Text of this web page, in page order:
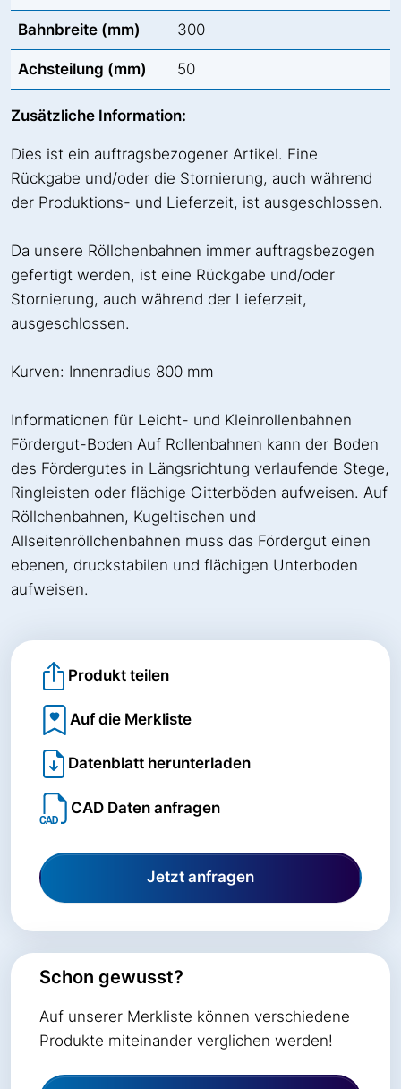
Bahnbreite (mm) 300
Achsteilung (mm) 50
Zusätzliche Information:
Dies ist ein auftragsbezogener Artikel. Eine
Rückgabe und/oder die Stornierung, auch während
der Produktions- und Lieferzeit, ist ausgeschlossen.
Da unsere Röllchenbahnen immer auftragsbezogen
gefertigt werden, ist eine Rückgabe und/oder
Stornierung, auch während der Lieferzeit,
ausgeschlossen.
Kurven: Innenradius 800 mm
Informationen für Leicht- und Kleinrollenbahnen
Fördergut-Boden Auf Rollenbahnen kann der Boden
des Fördergutes in Längsrichtung verlaufende Stege,
Ringleisten oder flächige Gitterböden aufweisen. Auf
Röllchenbahnen, Kugeltischen und
Allseitenröllchenbahnen muss das Fördergut einen
ebenen, druckstabilen und flächigen Unterboden
aufweisen.
Produkt teilen
Auf die Merkliste
Datenblatt herunterladen
CAD Daten anfragen
Jetzt anfragen
Schon gewusst?
Auf unserer Merkliste können verschiedene
Produkte miteinander verglichen werden!